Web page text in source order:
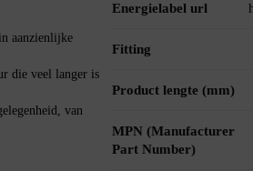
aanzienlijke
die veel langer is
van
Energielabel url
Fitting
Product lengte (mm)
MPN (Manufacturer
Part Number)